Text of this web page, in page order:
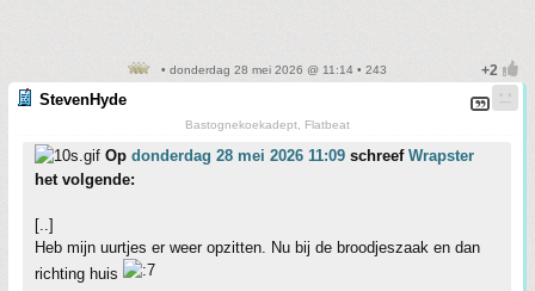
• donderdag 28 mei 2026 @ 11:14 • 243
StevenHyde
Bastognekoekadept, Flatbeat
Op donderdag 28 mei 2026 11:09 schreef Wrapster
het volgende:
[..]
Heb mijn uurtjes er weer opzitten. Nu bij de broodjeszaak en dan
richting huis